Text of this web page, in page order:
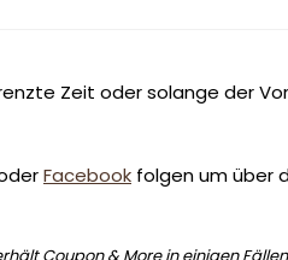
Zeit oder solange der
Facebook folgen um über
Coupon & More in einigen